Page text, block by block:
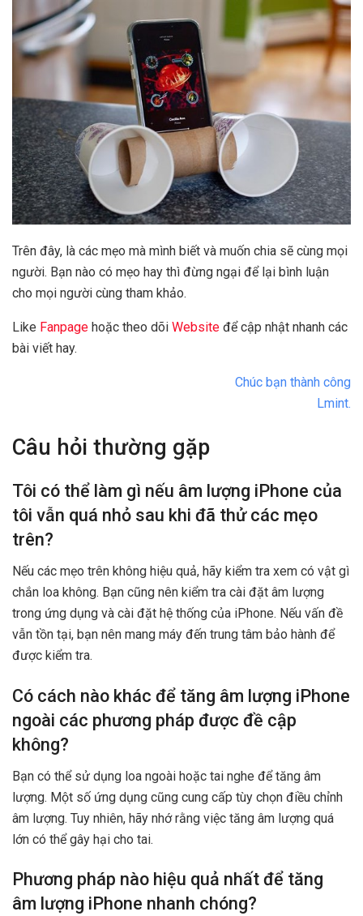
Trên đây, là các mẹo mà mình biết và muốn chia sẽ cùng mọi
người. Bạn nào có mẹo hay thì đừng ngại để lại bình luận
cho mọi người cùng tham khảo.
Like Fanpage hoặc theo dõi Website để cập nhật nhanh các
bài viết hay.
Chúc bạn thành công
Lmint.
Câu hỏi thường gặp
Tôi có thể làm gì nếu âm lượng iPhone của
tôi vẫn quá nhỏ sau khi đã thử các mẹo
trên?
Nếu các mẹo trên không hiệu quả, hãy kiểm tra xem có vật gì
chắn loa không. Bạn cũng nên kiểm tra cài đặt âm lượng
trong ứng dụng và cài đặt hệ thống của iPhone. Nếu vấn đề
vẫn tồn tại, bạn nên mang máy đến trung tâm bảo hành để
được kiểm tra.
Có cách nào khác để tăng âm lượng iPhone
ngoài các phương pháp được đề cập
không?
Bạn có thể sử dụng loa ngoài hoặc tai nghe để tăng âm
lượng. Một số ứng dụng cũng cung cấp tùy chọn điều chỉnh
âm lượng. Tuy nhiên, hãy nhớ rằng việc tăng âm lượng quá
lớn có thể gây hại cho tai.
Phương pháp nào hiệu quả nhất để tăng
âm lượng iPhone nhanh chóng?